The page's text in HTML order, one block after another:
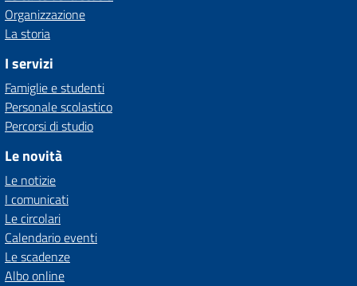
Organizzazione
La storia
I servizi
Famiglie e studenti
Personale scolastico
Percorsi di studio
Le novità
Le notizie
I comunicati
Le circolari
Calendario eventi
Le scadenze
Albo online